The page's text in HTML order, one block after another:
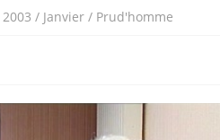
2003 / Janvier / Prud'homme